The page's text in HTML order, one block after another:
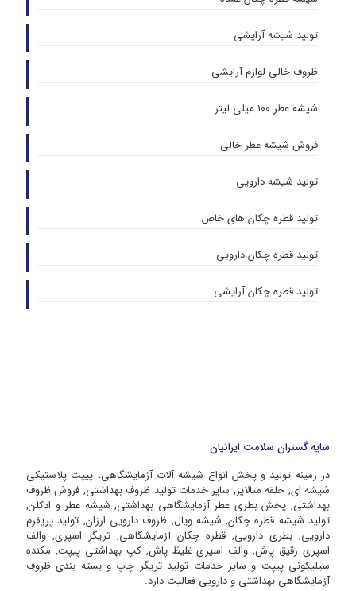
تولید شیشه آرایشی
ظروف خالی لوازم آرایشی
شیشه عطر 100 میلی لیتر
فروش شیشه عطر خالی
تولید شیشه دارویی
تولید قطره چکان های خاص
تولید قطره چکان دارویی
تولید قطره چکان آرایشی
سایه گستران سلامت ایرانیان
در زمینه تولید و پخش انواع شیشه آلات آزمایشگاهی، پیپت پلاستیکی
شیشه ای, حلقه متالایز, سایر خدمات تولید ظروف بهداشتی, فروش ظروف
بهداشتی, پخش بطری عطر آزمایشگاهی بهداشتی, شیشه عطر و ادکلن,
تولید شیشه قطره چکان, شیشه ویال, ظروف دارویی ارزان, تولید پریفرم
دارویی, بطری دارویی, قطره چکان آزمایشگاهی, تریگر اسپری, والف
اسپری رقیق پاش, والف اسپری غلیظ پاش, کپ بهداشتی پیپت, مکنده
سیلیکونی پیپت و سایر خدمات تولید تریگر چاپ و بسته بندی ظروف
آزمایشگاهی بهداشتی و دارویی فعالیت دارد.